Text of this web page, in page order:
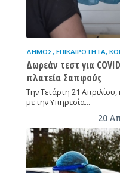
ΔΉΜΟΣ, ΕΠΙΚΑΙΡΌΤΗΤΑ,
Δωρεάν τεστ για
πλατεία Σαπφούς
Την Τετάρτη 21
με την Υπηρεσία…
20